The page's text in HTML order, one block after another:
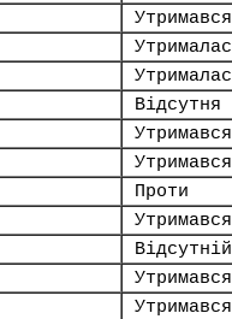
Утримався
Відсутня
Утримався
Утримався
Проти
Утримався
Відсутній
Утримався
Утримався